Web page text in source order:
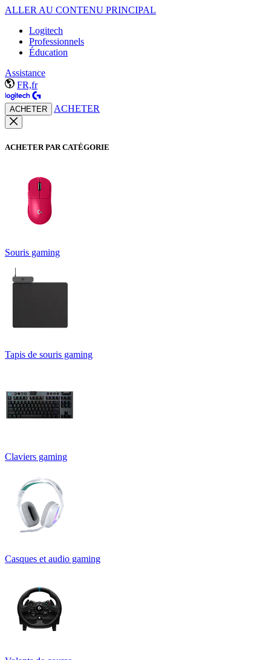
ALLER AU CONTENU PRINCIPAL
Logitech
Professionnels
Éducation
Assistance
FR,fr
ACHETER ACHETER
ACHETER PAR CATÉGORIE
Souris gaming
Tapis de souris gaming
Claviers gaming
Casques et audio gaming